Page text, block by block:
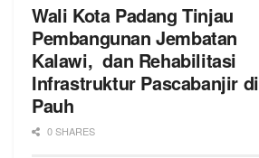
Wali Kota Padang Tinjau
Pembangunan Jembatan
Kalawi, dan Rehabilitasi
Infrastruktur Pascabanjir di
Pauh
0 SHARES